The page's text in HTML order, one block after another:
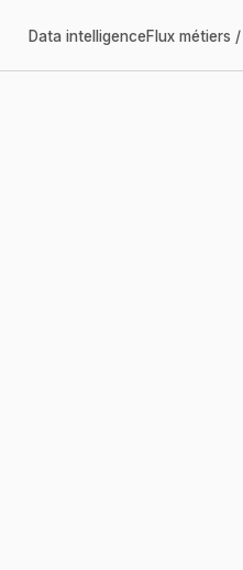
Data intelligenceFlux métiers